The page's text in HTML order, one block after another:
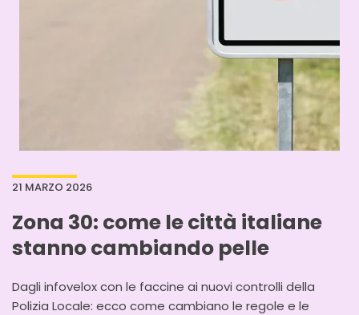
21 MARZO 2026
Zona 30: come le città italiane
stanno cambiando pelle
Dagli infovelox con le faccine ai nuovi controlli della
Polizia Locale: ecco come cambiano le regole e le